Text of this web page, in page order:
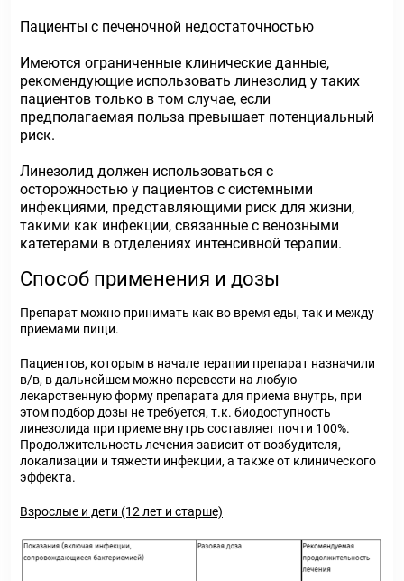
Пациенты с печеночной недостаточностью
Имеются ограниченные клинические данные,
рекомендующие использовать линезолид у таких
пациентов только в том случае, если
предполагаемая польза превышает потенциальный
риск.
Линезолид должен использоваться с
осторожностью у пациентов с системными
инфекциями, представляющими риск для жизни,
такими как инфекции, связанные с венозными
катетерами в отделениях интенсивной терапии.
Способ применения и дозы
Препарат можно принимать как во время еды, так и между
приемами пищи.
Пациентов, которым в начале терапии препарат назначили
в/в, в дальнейшем можно перевести на любую
лекарственную форму препарата для приема внутрь, при
этом подбор дозы не требуется, т.к. биодоступность
линезолида при приеме внутрь составляет почти 100%.
Продолжительность лечения зависит от возбудителя,
локализации и тяжести инфекции, а также от клинического
эффекта.
Взрослые и дети (12 лет и старше)